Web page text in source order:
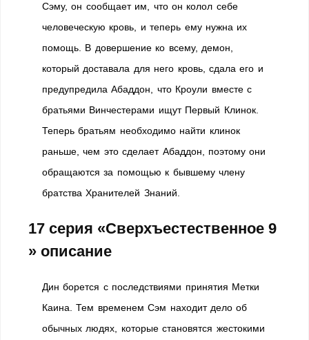
Сэму, он сообщает им, что он колол себе
человеческую кровь, и теперь ему нужна их
помощь. В довершение ко всему, демон,
который доставала для него кровь, сдала его и
предупредила Абаддон, что Кроули вместе с
братьями Винчестерами ищут Первый Клинок.
Теперь братьям необходимо найти клинок
раньше, чем это сделает Абаддон, поэтому они
обращаются за помощью к бывшему члену
братства Хранителей Знаний.
17 серия «Сверхъестественное 9
» описание
Дин борется с последствиями принятия Метки
Каина. Тем временем Сэм находит дело об
обычных людях, которые становятся жестокими